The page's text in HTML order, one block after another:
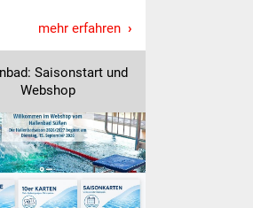
Freundeskreis Asyl
Ukraine-Hilfe
Wohnen
Bauen in Süßen
mehr erfahren
Saisonstart und
Webshop